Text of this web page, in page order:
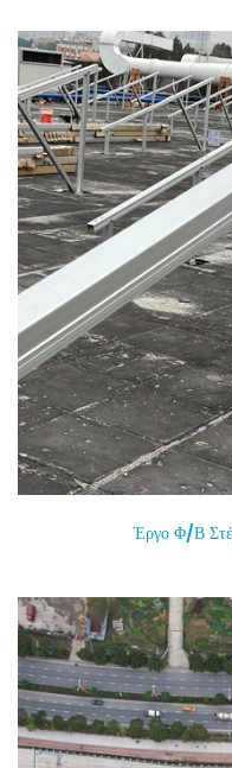
Έργο Φ/Β